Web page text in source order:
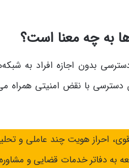
به چه معنا است؟
بدون اجازه افراد به
دسترسی با نقض امنیتی همراه
احراز هویت چند عاملی و
به دفاتر خدمات قضایی و مشاوره